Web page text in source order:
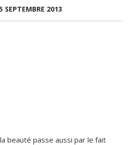
SEPTEMBRE 2013
la beauté passe aussi par le fait